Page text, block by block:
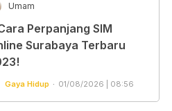
Umam
Perpanjang SIM
Surabaya Terbaru
Gaya Hidup 01/08/2026 | 08:56